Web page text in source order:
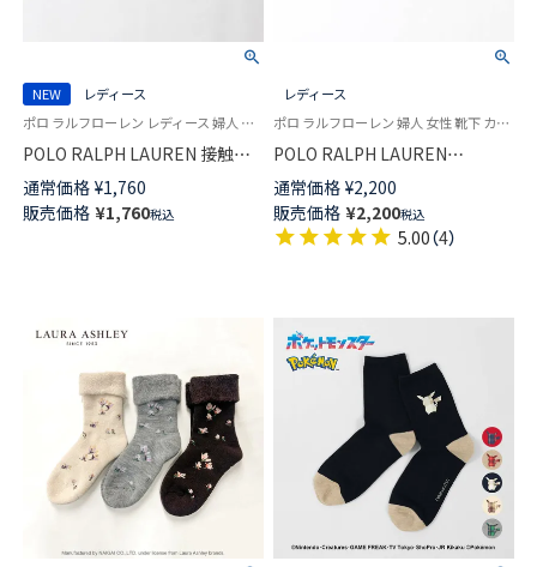
NEW
レディース
ポロ ラルフローレン レディース 婦人 女性 靴下 カジュアル 2026SS
POLO RALPH LAUREN 接触冷
感 アイレット クルー丈 ソック
ス 03207244
通常価格 ¥1,760
販売価格 ¥1,760税込
レディース
ポロ ラルフローレン 婦人 女性 靴下 カジュアル 2025FW
POLO RALPH LAUREN
NAUTICAL BEAR ポロベア刺し
ゅう オーガニックコットン混
日本製 クルー丈 カジュアル ソ
ックス レディース 03207239
通常価格 ¥2,200
販売価格 ¥2,200税込
5.00（4）